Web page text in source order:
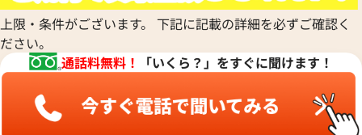
上限・条件がございます。 下記に記載の詳細を必ずご確認く
ださい。
通話料無料！
「いくら？」をすぐに聞けます！